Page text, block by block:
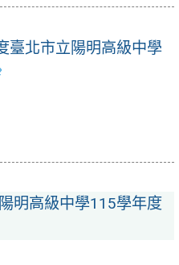
臺北市立陽明高級中學
明高級中學115學年度